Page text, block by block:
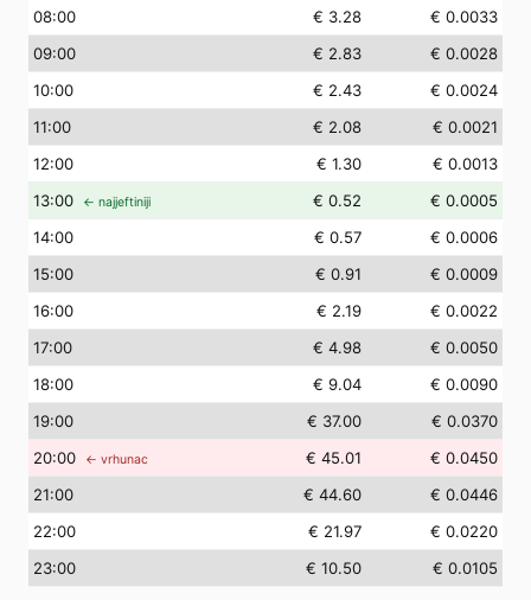
08:00 € 3.28
€ 0.0033
09:00 € 2.83
€ 0.0028
10:00 € 2.43
€ 0.0024
11:00 € 2.08
€ 0.0021
12:00 € 1.30
€ 0.0013
13:00 ← najjeftiniji € 0.52
€ 0.0005
14:00 € 0.57
€ 0.0006
15:00 € 0.91
€ 0.0009
16:00 € 2.19
€ 0.0022
17:00 € 4.98
€ 0.0050
18:00 € 9.04
€ 0.0090
19:00 € 37.00
€ 0.0370
20:00 ← vrhunac € 45.01
€ 0.0450
21:00 € 44.60
€ 0.0446
22:00 € 21.97
€ 0.0220
23:00 € 10.50 € 0.0105